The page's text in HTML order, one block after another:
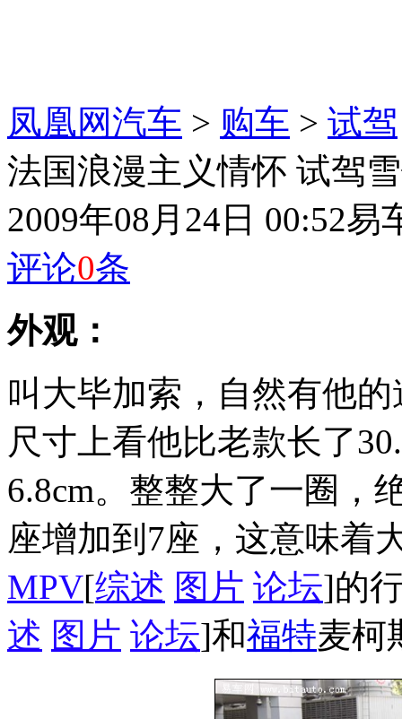
凤凰网汽车 > 购车 > 试驾
法国浪漫主义情怀 试驾
2009年08月24日 00:52易
评论0条
外观：
叫大毕加索，自然有他
尺寸上看他比老款长了
6.8cm。整整大了一圈，
座增加到7座，这意味着
MPV[综述 图片 论坛]的
述 图片 论坛]和福特麦柯